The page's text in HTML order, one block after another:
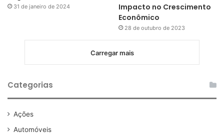
31 de janeiro de 2024
Impacto no Crescimento
Econômico
28 de outubro de 2023
Carregar mais
Categorias
Ações
Automóveis